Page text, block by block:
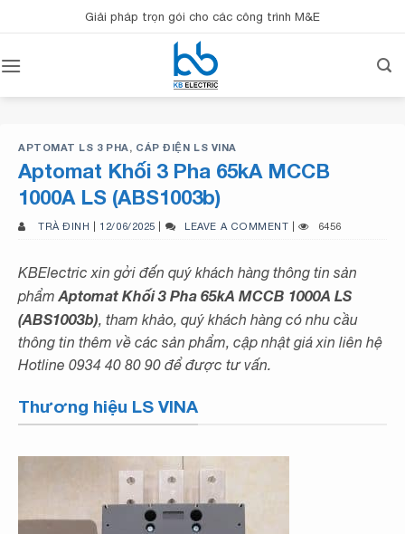
qua
dung
Giải pháp trọn gói cho các công trình M&E
APTOMAT LS 3 PHA, CÁP ĐIỆN LS VINA
Aptomat Khối 3 Pha 65kA MCCB
1000A LS (ABS1003b)
TRÀ ĐINH | 12/06/2025 | LEAVE A COMMENT | 6456
KBElectric xin gởi đến quý khách hàng thông tin sản
phẩmAptomat Khối 3 Pha 65kA MCCB 1000A LS
(ABS1003b), tham khảo, quý khách hàng có nhu cầu
thông tin thêm về các sản phẩm, cập nhật giá xin liên hệ
Hotline 0934 40 80 90 để được tư vấn.
Thương hiệu LS VINA